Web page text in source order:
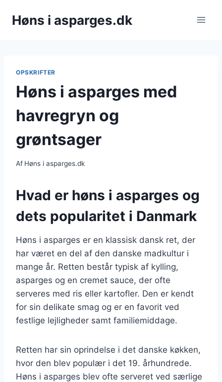
Høns i asparges.dk
OPSKRIFTER
Høns i asparges med
havregryn og
grøntsager
Af Høns i asparges.dk
Hvad er høns i asparges og
dets popularitet i Danmark
Høns i asparges er en klassisk dansk ret, der
har været en del af den danske madkultur i
mange år. Retten består typisk af kylling,
asparges og en cremet sauce, der ofte
serveres med ris eller kartofler. Den er kendt
for sin delikate smag og er en favorit ved
festlige lejligheder samt familiemiddage.
Retten har sin oprindelse i det danske køkken,
hvor den blev populær i det 19. århundrede.
Høns i asparges blev ofte serveret ved særlige